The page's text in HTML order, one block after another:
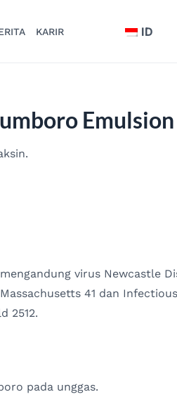
KARIR ID
Emulsion
virus Newcastle
41 dan
2512.
pada unggas.